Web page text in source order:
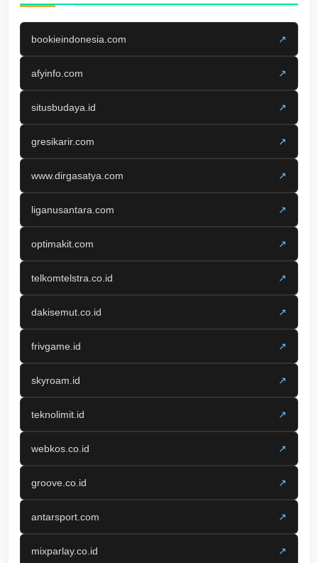
bookieindonesia.com ↗
afyinfo.com ↗
situsbudaya.id ↗
gresikarir.com ↗
www.dirgasatya.com ↗
liganusantara.com ↗
optimakit.com ↗
telkomtelstra.co.id ↗
dakisemut.co.id ↗
frivgame.id ↗
skyroam.id ↗
teknolimit.id ↗
webkos.co.id ↗
groove.co.id ↗
antarsport.com ↗
mixparlay.co.id ↗